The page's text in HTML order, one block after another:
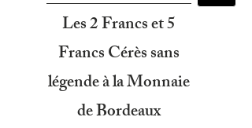
Les 2 Francs et 5
Francs Cérès sans
légende à la Monnaie
de Bordeaux